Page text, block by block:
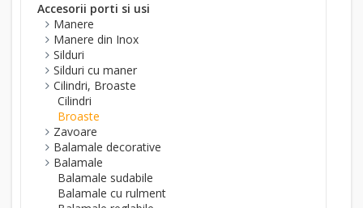
Accesorii porti si usi
Manere
Manere din Inox
Silduri
Silduri cu maner
Cilindri, Broaste
Cilindri
Broaste
Zavoare
Balamale decorative
Balamale
Balamale sudabile
Balamale cu rulment